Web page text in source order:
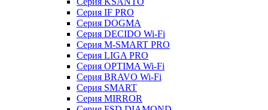
Серия IF PRO
Серия DOGMA
Серия DECIDO Wi-Fi
Серия M-SMART PRO
Серия LIGA PRO
Серия OPTIMA Wi-Fi
Серия BRAVO Wi-Fi
Серия SMART
Серия MIRROR